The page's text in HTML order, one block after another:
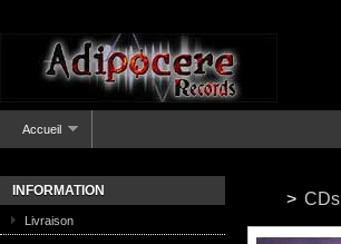
Accueil
INFORMATION
Livraison
> CDs